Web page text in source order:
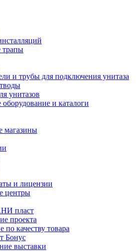
и трубы для подключения унитаза
унитазов
и каталоги
магазины
и лицензии
центры
пласт
проекта
по качеству товара
Бонус
выставки